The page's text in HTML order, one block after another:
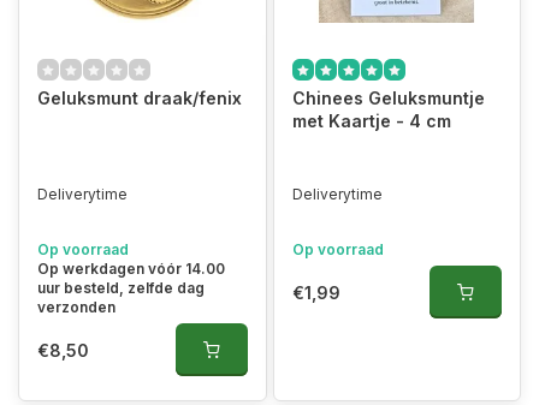
Geluksmunt draak/fenix
Deliverytime
Op voorraad
Op werkdagen vóór 14.00
uur besteld, zelfde dag
verzonden
€8,50
Chinees Geluksmuntje
met Kaartje - 4 cm
Deliverytime
Op voorraad
€1,99